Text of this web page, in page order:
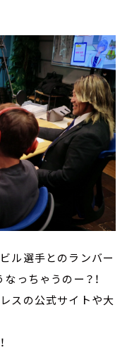
ル選手とのランバー
っちゃうのー？！
スの公式サイトや大